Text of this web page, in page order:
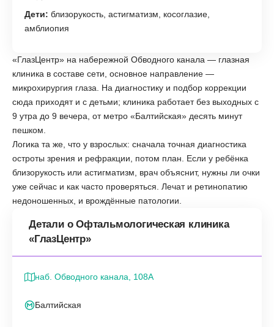
Дети: близорукость, астигматизм, косоглазие,
амблиопия
«ГлазЦентр» на набережной Обводного канала — глазная
клиника в составе сети, основное направление —
микрохирургия глаза. На диагностику и подбор коррекции
сюда приходят и с детьми; клиника работает без выходных с
9 утра до 9 вечера, от метро «Балтийская» десять минут
пешком.
Логика та же, что у взрослых: сначала точная диагностика
остроты зрения и рефракции, потом план. Если у ребёнка
близорукость или астигматизм, врач объяснит, нужны ли очки
уже сейчас и как часто проверяться. Лечат и ретинопатию
недоношенных, и врождённые патологии.
Детали о Офтальмологическая клиника
«ГлазЦентр»
наб. Обводного канала, 108А
Балтийская